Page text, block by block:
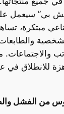
بي” سيعمل
مبتكرة،
والاجتماعات.
للانطلاق في
من الفشل